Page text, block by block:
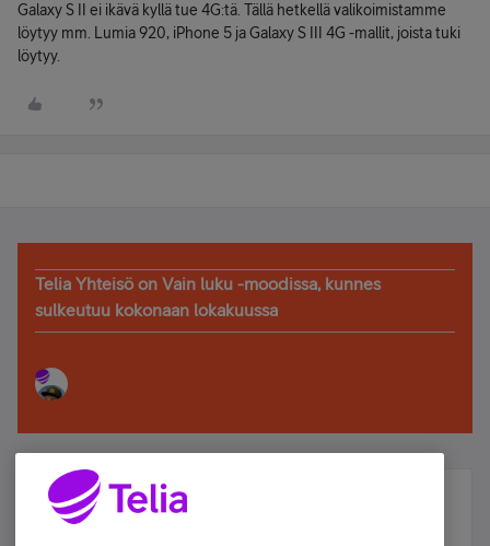
Galaxy S II ei ikävä kyllä tue 4G:tä. Tällä hetkellä valikoimistamme
löytyy mm. Lumia 920, iPhone 5 ja Galaxy S III 4G -mallit, joista tuki
löytyy.
Telia Yhteisö on Vain luku -moodissa, kunnes
sulkeutuu kokonaan lokakuussa
Älä jää paitsi – osallistu ja voita!